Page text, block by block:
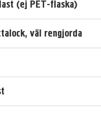
(ej PET-flaska)
väl rengjorda